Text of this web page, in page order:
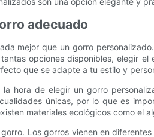
adecuado
mejor que un gorro
opciones disponibles, elegir
que se adapte a tu estilo y
hora de elegir un gorro
únicas, por lo que es
materiales ecológicos como el
Los gorros vienen en